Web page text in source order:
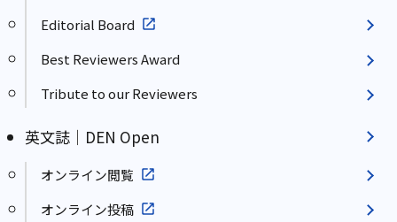
Editorial Board
Best Reviewers Award
Tribute to our Reviewers
英文誌｜DEN Open
オンライン閲覧
オンライン投稿